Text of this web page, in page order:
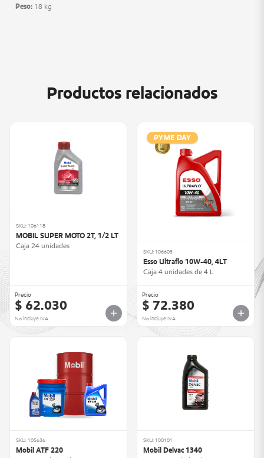
Peso: 18 kg
Productos relacionados
SKU: 106118
MOBIL SUPER MOTO 2T, 1/2 LT
Caja 24 unidades
Precio
$ 62.030
No incluye IVA
PYME DAY
SKU: 106603
Esso Ultraflo 10W-40, 4LT
Caja 4 unidades de 4 L
Precio
$ 72.380
No incluye IVA
SKU: 105636
Mobil ATF 220
SKU: 100101
Mobil Delvac 1340